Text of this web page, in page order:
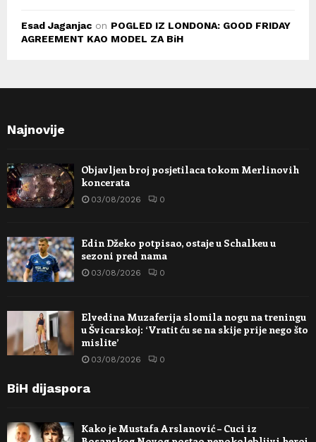
Esad Jaganjac on POGLED IZ LONDONA: GOOD FRIDAY
AGREEMENT KAO MODEL ZA BiH
Najnovije
Objavljen broj posjetilaca tokom Merlinovih
koncerata
03/08/2026 0
Edin Džeko potpisao, ostaje u Schalkeu u
sezoni pred nama
03/08/2026 0
Elvedina Muzaferija slomila nogu na treningu
u Švicarskoj: ‘Vratit ću se na skije prije nego što
mislite’
03/08/2026 0
BiH dijaspora
Kako je Mustafa Arslanović – Cuci iz